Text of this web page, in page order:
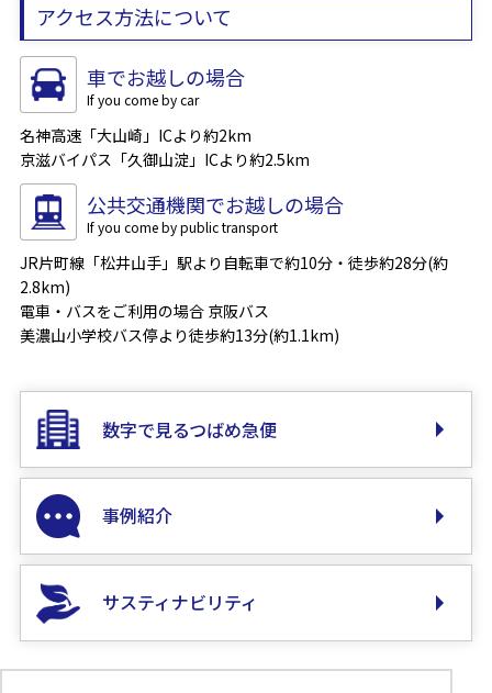
アクセス方法について
車でお越しの場合
名神高速「大山崎」ICより約2km
京滋バイパス「久御山淀」ICより約2.5km
公共交通機関でお越しの場合
JR片町線「松井山手」駅より自転車で約10分・徒歩約28分(約
2.8km)
電車・バスをご利用の場合 京阪バス
美濃山小学校バス停より徒歩約13分(約1.1km)
数字で見るつばめ急便
事例紹介
サスティナビリティ